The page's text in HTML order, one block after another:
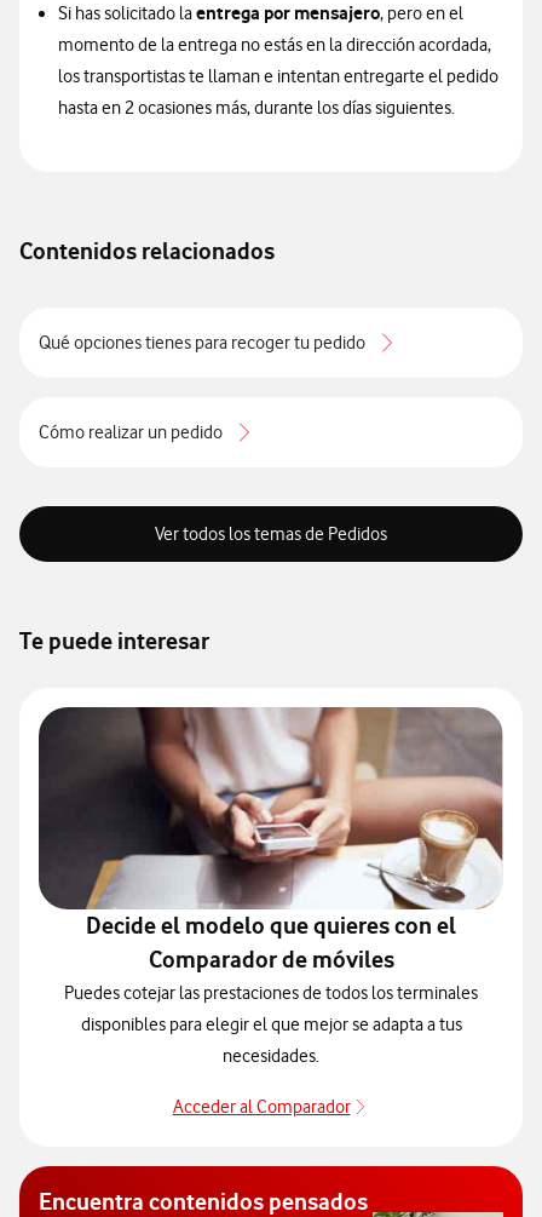
Si has solicitado laentrega por mensajero, pero en el
momento de la entrega no estás en la dirección acordada,
los transportistas te llaman e intentan entregarte el pedido
hasta en 2 ocasiones más, durante los días siguientes.
Contenidos relacionados
Qué opciones tienes para recoger tu pedido
Cómo realizar un pedido
Ver todos los temas de Pedidos
Te puede interesar
Decide el modelo que quieres con el
Comparador de móviles
Puedes cotejar las prestaciones de todos los terminales
disponibles para elegir el que mejor se adapta a tus
necesidades.
Acceder al Comparador
Encuentra contenidos pensados